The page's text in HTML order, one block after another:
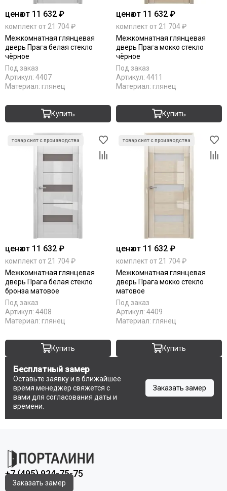
АСД
Дворецкий
ЗАО ПО Одинцово
Оникс
Пожметком
Текона
ценаот 11 632 ₽
комплект от 21 704 ₽
Межкомнатная глянцевая
дверь Прага белая стекло
чёрное
Под заказ
Артикул: 4407
Материал: глянец
Купить
ценаот 11 632 ₽
комплект от 21 704 ₽
Межкомнатная глянцевая
дверь Прага мокко стекло
чёрное
Под заказ
Артикул: 4411
Материал: глянец
Купить
ценаот 11 632 ₽
комплект от 21 704 ₽
Межкомнатная глянцевая
дверь Прага белая стекло
бронза матовое
Под заказ
Артикул: 4408
Материал: глянец
Купить
ценаот 11 632 ₽
комплект от 21 704 ₽
Межкомнатная глянцевая
дверь Прага мокко стекло
матовое
Под заказ
Артикул: 4409
Материал: глянец
Купить
Бесплатный замер
Оставьте заявку и в ближайшее
время менеджер свяжется с
вами для согласования даты и
времени.
Заказать замер
+7 (495) 924-75-75
Заказать замер